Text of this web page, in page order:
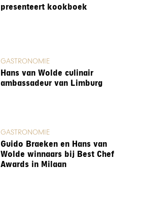
presenteert kookboek
GASTRONOMIE
Hans van Wolde culinair
ambassadeur van Limburg
GASTRONOMIE
Guido Braeken en Hans van
Wolde winnaars bij Best Chef
Awards in Milaan